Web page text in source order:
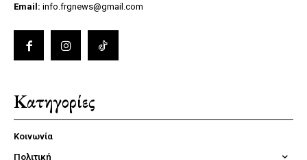
Email: info.frgnews@gmail.com
Κατηγορίες
Κοινωνία
Πολιτική